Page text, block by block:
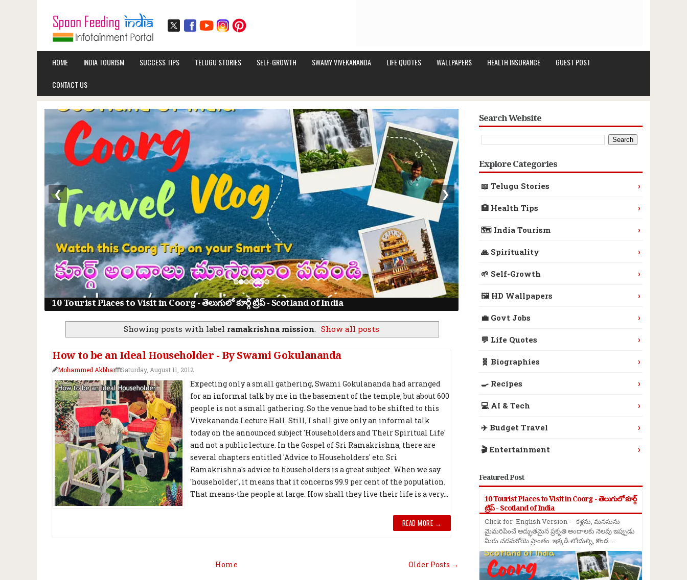
HOME INDIA TOURISM SUCCESS TIPS TELUGU STORIES SELF-GROWTH SWAMY VIVEKANANDA LIFE QUOTES WALLPAPERS HEALTH INSURANCE GUEST POST
CONTACT US
10 Tourist Places to Visit in Coorg - తెలుగులో కూర్గ్ ట్రిప్ - Scotland of India
❮ ❯
Showing posts with label ramakrishna mission. Show all posts
How to be an Ideal Householder - By Swami Gokulananda
Mohammed Akbhar Saturday, August 11, 2012
Expecting only a small gathering, Swami Gokulananda had arranged
for an informal talk by me in the basement of the temple; but about 600
people is not a small gathering. So the venue had to be shifted to this
Vivekananda Lecture Hall. Still, I shall give only an informal talk
today on the announced subject 'Householders and Their Spiritual Life'
and not a public lecture. In the Gospel of Sri Ramakrishna, there are
several chapters entitled 'Advice to Householders' etc. Sri
Ramakrishna's advice to householders is a great subject. When we say
'householder', it means that it concerns 99.9 per cent of the popula­tion.
That means-the people at large. How shall they live their life is a very...
READ MORE →
Older Posts →
Home
Search Website
Explore Categories
📖 Telugu Stories ›
🏥 Health Tips ›
🗺️ India Tourism ›
🙏 Spirituality ›
🌱 Self-Growth ›
🖼️ HD Wallpapers ›
💼 Govt Jobs ›
💬 Life Quotes ›
🧬 Biographies ›
🍳 Recipes ›
💻 AI & Tech ›
✈️ Budget Travel ›
🎬 Entertainment ›
Featured Post
10 Tourist Places to Visit in Coorg - తెలుగులో కూర్గ్
ట్రిప్ - Scotland of India
Click for English Version - కళ్లను, మనసును
మైమరిపించే అద్భుతమైన ప్రకృతి అందాలకు నెలవు ఇప్పుడు
మీరు చదవబోయె ప్రాంతం. ఇక్కడి లోయల్ని, కొండ ...